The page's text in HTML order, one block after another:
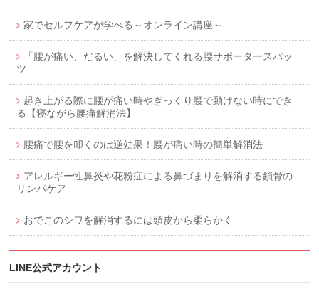
家でセルフケアが学べる～オンライン講座～
「腰が痛い、だるい」を解決してくれる腰サポータースパッ
ツ
起き上がる際に腰が痛い時やぎっくり腰で動けない時にでき
る【寝ながら腰痛解消法】
腰痛で腰を叩くのは逆効果！腰が痛い時の簡単解消法
アレルギー性鼻炎や花粉症による鼻づまりを解消する鎖骨の
リンパケア
おでこのシワを解消するには頭皮から柔らかく
LINE公式アカウント